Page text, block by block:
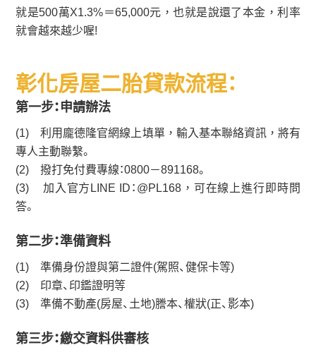
就是500萬X1.3%＝65,000元，也就是說還了本金，利率
就會越來越少喔!
彰化房屋二胎貸款流程：
第一步：申請辦法
(1) 利用龐德隆官網線上填單，輸入基本聯絡資訊，將有
專人主動聯繫。
(2) 撥打免付費專線：0800－891168。
(3) 加入官方LINE ID：@PL168，可在線上進行即時問
答。
第二步：準備資料
(1) 準備身份證與第二證件(駕照、健保卡等)
(2) 印章、印鑑證明等
(3) 準備不動產(房屋、土地)謄本、權狀(正、影本)
第三步：繳交資料供審核